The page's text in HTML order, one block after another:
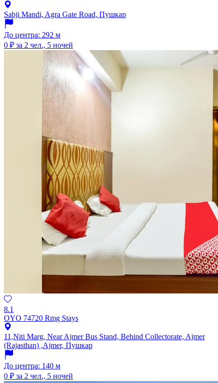
Sabji Mandi, Agra Gate Road, Пушкар
До центра: 292 м
0 ₽ за 2 чел., 5 ночей
8.1
OYO 74720 Rmg Stays
11,Niti Marg, Near Ajmer Bus Stand, Behind Collectorate, Ajmer
(Rajasthan) ,Ajmer, Пушкар
До центра: 140 м
0 ₽ за 2 чел., 5 ночей